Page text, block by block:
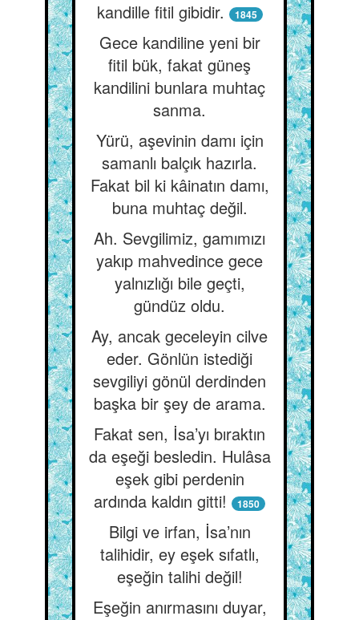
kandille fitil gibidir.
1845
Gece kandiline yeni bir
fitil bük, fakat güneş
kandilini bunlara muhtaç
sanma.
Yürü, aşevinin damı için
samanlı balçık hazırla.
Fakat bil ki kâinatın damı,
buna muhtaç değil.
Ah. Sevgilimiz, gamımızı
yakıp mahvedince gece
yalnızlığı bile geçti,
gündüz oldu.
Ay, ancak geceleyin cilve
eder. Gönlün istediği
sevgiliyi gönül derdinden
başka bir şey de arama.
Fakat sen, İsa’yı bıraktın
da eşeği besledin. Hulâsa
eşek gibi perdenin
ardında kaldın gitti!
1850
Bilgi ve irfan, İsa’nın
talihidir, ey eşek sıfatlı,
eşeğin talihi değil!
Eşeğin anırmasını duyar,